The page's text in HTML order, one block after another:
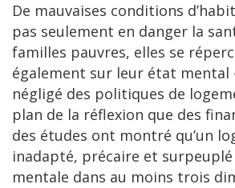
De mauvaises conditions
pas seulement en danger la
familles pauvres, elles se
également sur leur état
négligé des politiques de
plan de la réflexion que des
des études ont montré qu’un
inadapté, précaire et
mentale dans au moins trois